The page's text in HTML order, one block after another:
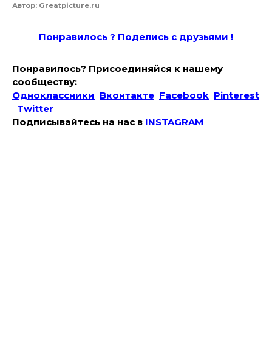
Автор: Greatpicture.ru
Понравилось ? Поделись с друзьями !
Понравилось? Присоединяйся к нашему
сообществу:
Одноклассники Вконтакте Facebook Pinterest
Twitter
Подписывайтесь на наc в INSTAGRAM